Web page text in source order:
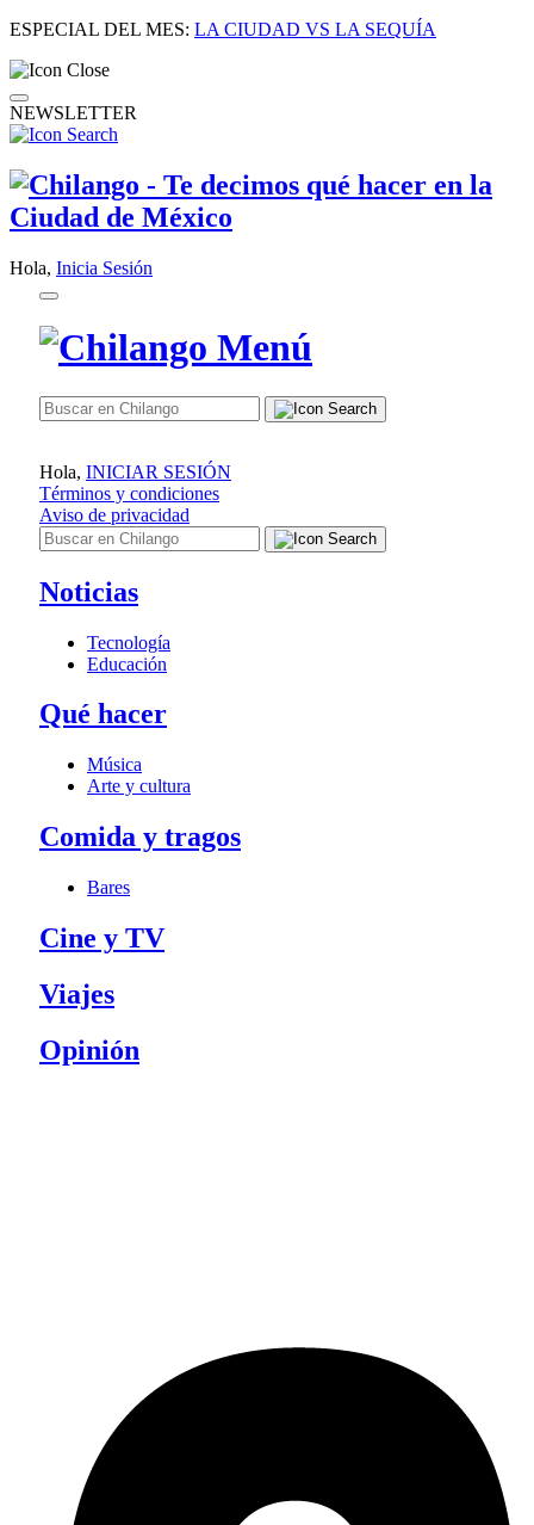
ESPECIAL DEL MES: LA CIUDAD VS LA SEQUÍA
NEWSLETTER
Hola, Inicia Sesión
Hola, INICIAR SESIÓN
Términos y condiciones
Aviso de privacidad
Noticias
Tecnología
Educación
Qué hacer
Música
Arte y cultura
Comida y tragos
Bares
Cine y TV
Viajes
Opinión